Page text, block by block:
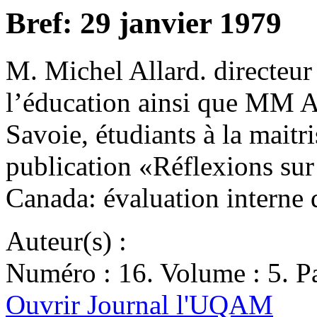
Bref: 29 janvier 1979
M. Michel Allard. directeur
l’éducation ainsi que MM
Savoie, étudiants à la
publication «Réflexions
Canada: évaluation
Auteur(s) :
Numéro : 16. Volume : 5.
Ouvrir Journal l'UQAM